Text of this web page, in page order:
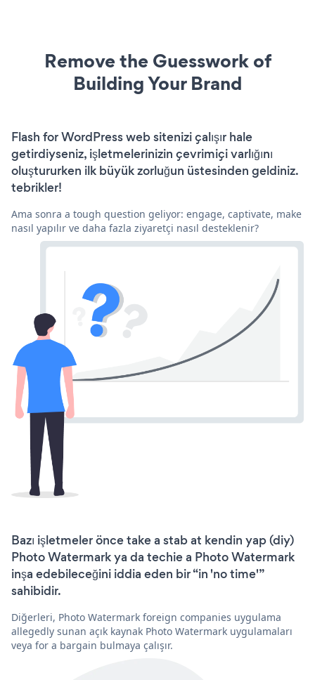
Remove the Guesswork of
Building Your Brand
Flash for WordPress web sitenizi çalışır hale
getirdiyseniz, işletmelerinizin çevrimiçi varlığını
oluştururken ilk büyük zorluğun üstesinden geldiniz.
tebrikler!
Ama sonra a tough question geliyor: engage, captivate, make
nasıl yapılır ve daha fazla ziyaretçi nasıl desteklenir?
Bazı işletmeler önce take a stab at kendin yap (diy)
Photo Watermark ya da techie a Photo Watermark
inşa edebileceğini iddia eden bir “in 'no time'”
sahibidir.
Diğerleri, Photo Watermark foreign companies uygulama
allegedly sunan açık kaynak Photo Watermark uygulamaları
veya for a bargain bulmaya çalışır.